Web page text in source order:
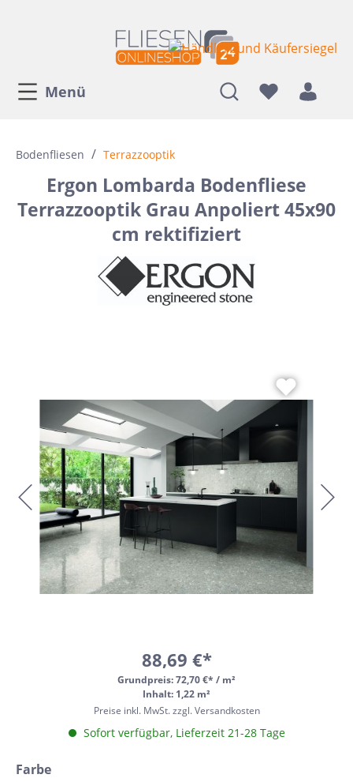
Menü
Bodenfliesen / Terrazzooptik
Ergon Lombarda Bodenfliese
Terrazzooptik Grau Anpoliert 45x90
cm rektifiziert
88,69 €*
Grundpreis:72,70 €* / m²
Inhalt: 1,22 m²
Preise inkl. MwSt. zzgl. Versandkosten
Sofort verfügbar, Lieferzeit 21-28 Tage
Farbe